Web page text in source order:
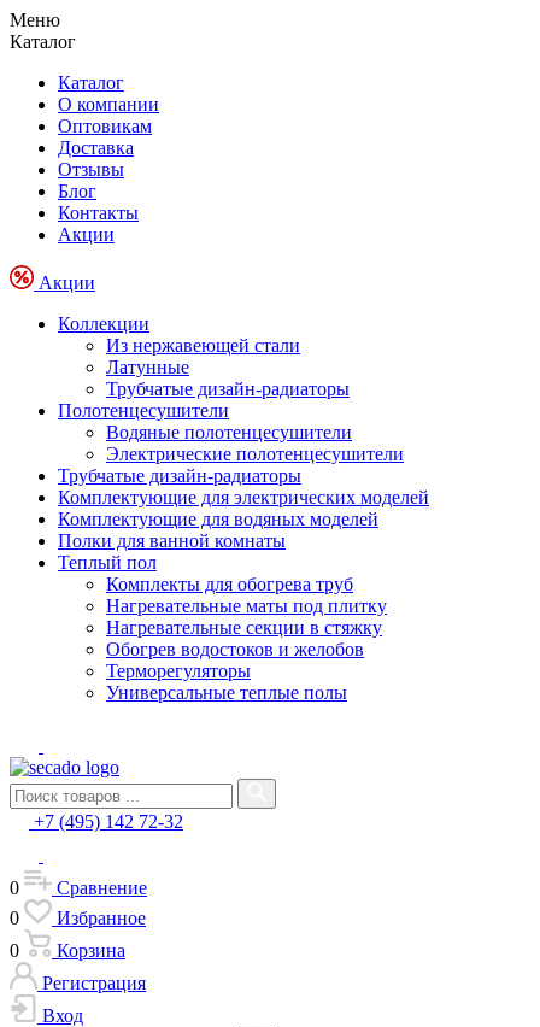
Меню
Каталог
Каталог
О компании
Оптовикам
Доставка
Отзывы
Блог
Контакты
Акции
Акции
Коллекции
Из нержавеющей стали
Латунные
Трубчатые дизайн-радиаторы
Полотенцесушители
Водяные полотенцесушители
Электрические полотенцесушители
Трубчатые дизайн-радиаторы
Комплектующие для электрических моделей
Комплектующие для водяных моделей
Полки для ванной комнаты
Теплый пол
Комплекты для обогрева труб
Нагревательные маты под плитку
Нагревательные секции в стяжку
Обогрев водостоков и желобов
Терморегуляторы
Универсальные теплые полы
+7 (495) 142 72-32
0
Сравнение
0
Избранное
0
Корзина
Регистрация
Вход